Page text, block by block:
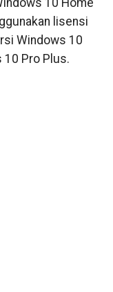
10 Home
lisensi
Windows 10
10 Pro Plus.